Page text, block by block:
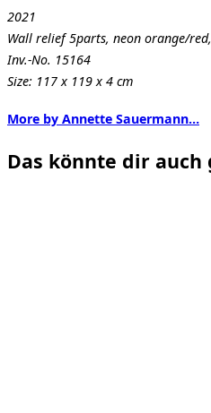
2021
Wall relief 5parts, neon orange/
Inv.-No. 15164
Size: 117 x 119 x 4 cm
More by Annette Sauermann…
Das könnte dir